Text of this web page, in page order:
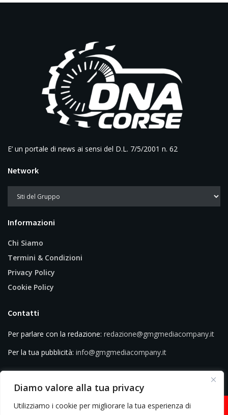
Diamo valore alla tua privacy
Utilizziamo i cookie per migliorare la tua esperienza di
E’ un portale di news ai sensi del D.L. 7/5/2001 n. 62
Network
Informazioni
Chi Siamo
Termini & Condizioni
Privacy Policy
Cookie Policy
Contatti
Per parlare con la redazione: redazione@gmgmediacompany.it
Per la tua pubblicità: info@gmgmediacompany.it